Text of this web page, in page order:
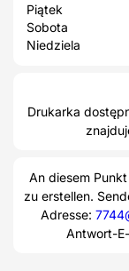
Piątek
Sobota
Niedziela
Drukarka
An diesem
zu erstellen.
Adresse:
Antwort-